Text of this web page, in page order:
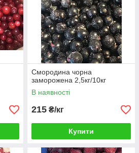
Смородина чорна
заморожена 2,5кг/10кг
В наявності
215 ₴/кг
Купити